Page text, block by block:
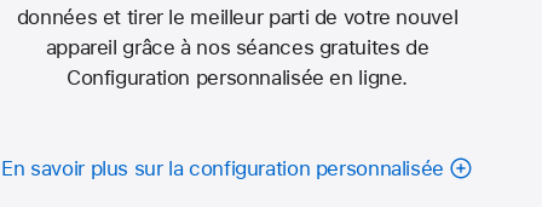
données et tirer le meilleur parti de votre nouvel
appareil grâce à nos séances gratuites de
Configuration personnalisée en ligne.
En savoir plus sur la configuration personnalisée